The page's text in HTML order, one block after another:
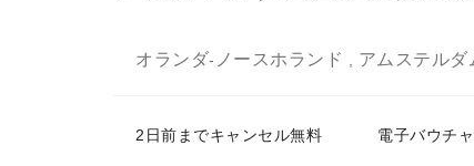
オランダ- ノースホランド アムステルダ
2日前までキャンセル無料 電子バウチ